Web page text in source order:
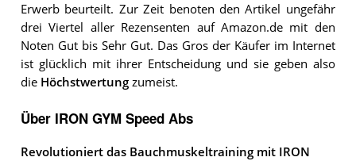
Erwerb beurteilt. Zur Zeit benoten den Artikel ungefähr
drei Viertel aller Rezensenten auf Amazon.de mit den
Noten Gut bis Sehr Gut. Das Gros der Käufer im Internet
ist glücklich mit ihrer Entscheidung und sie geben also
die Höchstwertungzumeist.
Über IRON GYM Speed Abs
Revolutioniert das Bauchmuskeltraining mit IRON